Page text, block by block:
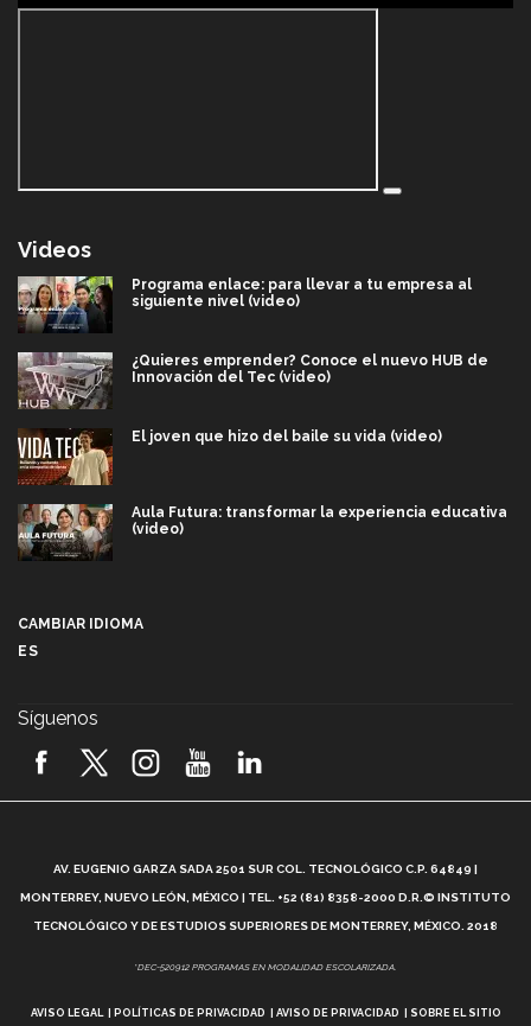
Videos
Programa enlace: para llevar a tu empresa al
siguiente nivel (video)
¿Quieres emprender? Conoce el nuevo HUB de
Innovación del Tec (video)
El joven que hizo del baile su vida (video)
Aula Futura: transformar la experiencia educativa
(video)
2026! (video)
¿Cómo es el Modelo Educativo Tec? (video)
Vida Tec: Feminismo e Inteligencia Artificial, Paola
CAMBIAR IDIOMA
ES
Síguenos
AV. EUGENIO GARZA SADA 2501 SUR COL. TECNOLÓGICO C.P. 64849 |
MONTERREY, NUEVO LEÓN, MÉXICO | TEL. +52 (81) 8358-2000 D.R.© INSTITUTO
TECNOLÓGICO Y DE ESTUDIOS SUPERIORES DE MONTERREY, MÉXICO. 2018
*DEC-520912 PROGRAMAS EN MODALIDAD ESCOLARIZADA.
AVISO LEGAL POLÍTICAS DE PRIVACIDAD AVISO DE PRIVACIDAD SOBRE EL SITIO